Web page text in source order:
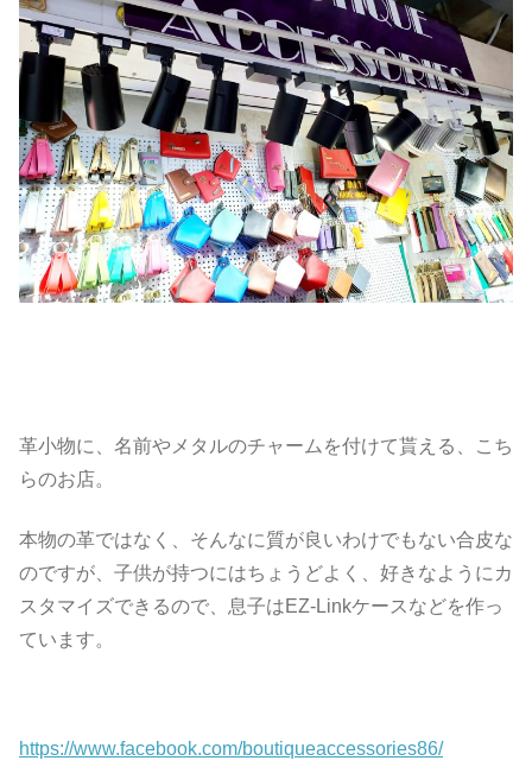
革小物に、名前やメタルのチャームを付けて貰える、こち
らのお店。
本物の革ではなく、そんなに質が良いわけでもない合皮な
のですが、子供が持つにはちょうどよく、好きなようにカ
スタマイズできるので、息子はEZ-Linkケースなどを作っ
ています。
https://www.facebook.com/boutiqueaccessories86/